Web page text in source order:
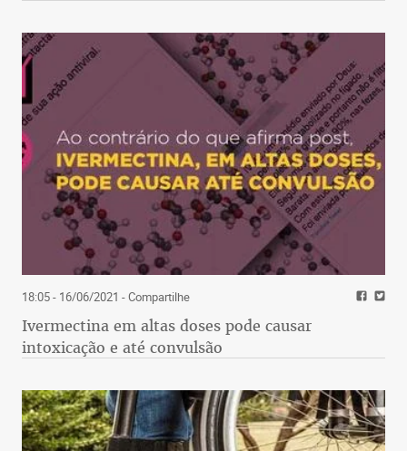
18:05 - 16/06/2021 - Compartilhe
Ivermectina em altas doses pode causar
intoxicação e até convulsão